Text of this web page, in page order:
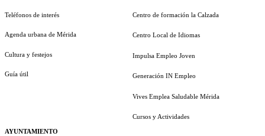
Teléfonos de interés
Agenda urbana de Mérida
Cultura y festejos
Guía útil
AYUNTAMIENTO
Centro de formación la Calzada
Centro Local de Idiomas
Impulsa Empleo Joven
Generación IN Empleo
Vives Emplea Saludable Mérida
Cursos y Actividades